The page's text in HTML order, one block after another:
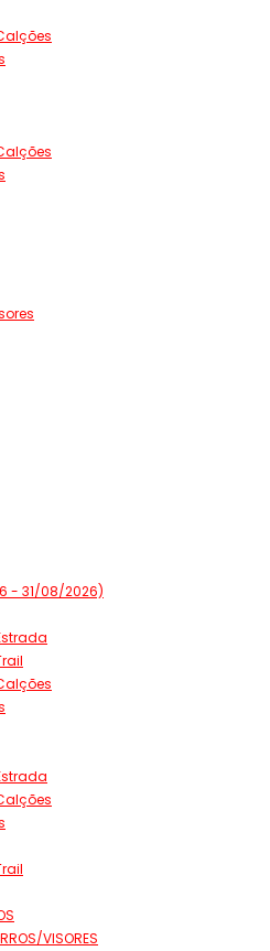
- 31/08/2026)
VISORES